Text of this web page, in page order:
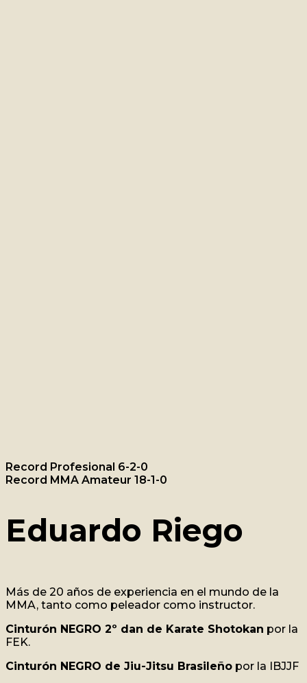
Record Profesional 6-2-0
Record MMA Amateur 18-1-0
Eduardo Riego
Más de 20 años de experiencia en el mundo de la
MMA, tanto como peleador como instructor.
Cinturón NEGRO 2º dan de Karate Shotokan por la
FEK.
Cinturón NEGRO de Jiu-Jitsu Brasileño por la IBJJF